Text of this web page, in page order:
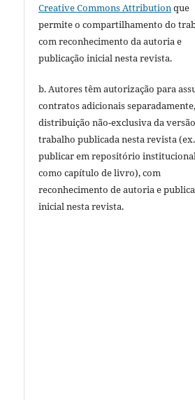
Creative Commons Attributionque
permite o compartilhamento do
com reconhecimento da autoria e
publicação inicial nesta revista.
b. Autores têm autorização para
contratos adicionais
distribuição não-exclusiva da
trabalho publicada nesta revista
publicar em repositório
como capítulo de livro), com
reconhecimento de autoria e
inicial nesta revista.